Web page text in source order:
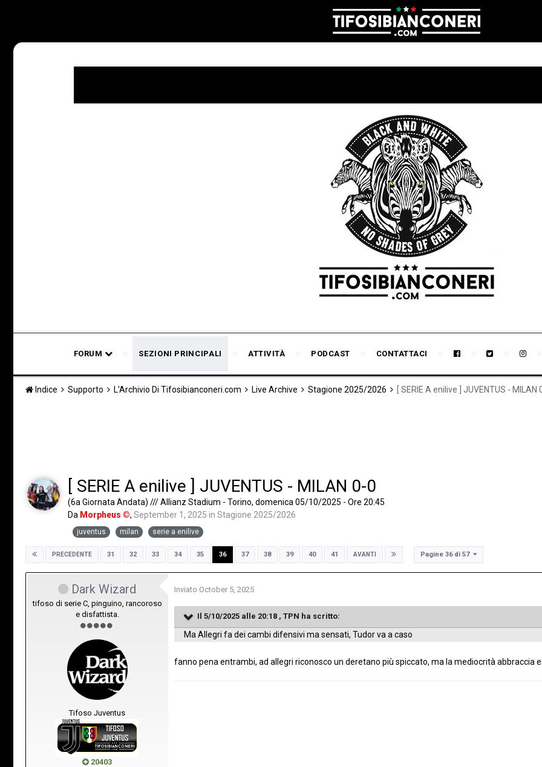
FORUM SEZIONI PRINCIPALI ATTIVITÀ PODCAST CONTATTACI
Indice Supporto L'Archivio Di Tifosibianconeri.com Live Archive Stagione 2025/2026 [ SERIE A enilive ] JUVENTUS - MILAN
[ SERIE A enilive ] JUVENTUS - MILAN 0-0
(6a Giornata Andata) /// Allianz Stadium - Torino, domenica 05/10/2025 - Ore 20:45
Da Morpheus ©, September 1, 2025 in Stagione 2025/2026
juventus milan serie a enilive
PRECEDENTE 31 32 33 34 35 36 37 38 39 40 41 AVANTI Pagine 36 di 57
Dark Wizard
tifoso di serie C, pinguino, rancoroso
e disfattista.
Tifoso Juventus
20403
Inviato October 5, 2025
Il 5/10/2025 alle 20:18 , TPN ha scritto:
Ma Allegri fa dei cambi difensivi ma sensati, Tudor va a caso
fanno pena entrambi, ad allegri riconosco un deretano più spiccato, ma la mediocrità abbraccia